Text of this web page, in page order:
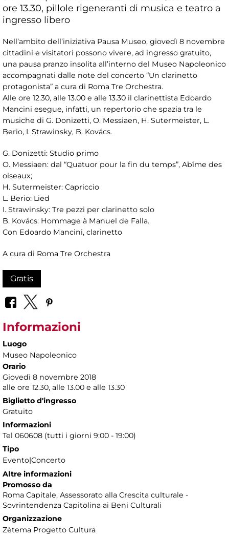
ore 13.30, pillole rigeneranti di musica e teatro a
ingresso libero
Nell’ambito dell’iniziativa Pausa Museo, giovedì 8 novembre
cittadini e visitatori possono vivere, ad ingresso gratuito,
una pausa pranzo insolita all’interno del Museo Napoleonico
accompagnati dalle note del concerto “Un clarinetto
protagonista” a cura di Roma Tre Orchestra.
Alle ore 12.30, alle 13.00 e alle 13.30 il clarinettista Edoardo
Mancini esegue, infatti, un repertorio che spazia tra le
musiche di G. Donizetti, O. Messiaen, H. Sutermeister, L.
Berio, I. Strawinsky, B. Kovács.
G. Donizetti: Studio primo
O. Messiaen: dal “Quatuor pour la fin du temps”, Abîme des
oiseaux;
H. Sutermeister: Capriccio
L. Berio: Lied
I. Strawinsky: Tre pezzi per clarinetto solo
B. Kovács: Hommage à Manuel de Falla.
Con Edoardo Mancini, clarinetto
A cura di Roma Tre Orchestra
Gratis
Informazioni
Luogo
Museo Napoleonico
Orario
Giovedì 8 novembre 2018
alle ore 12.30, alle 13.00 e alle 13.30
Biglietto d'ingresso
Gratuito
Informazioni
Tel 060608 (tutti i giorni 9:00 - 19:00)
Tipo
Evento|Concerto
Altre informazioni
Promosso da
Roma Capitale, Assessorato alla Crescita culturale -
Sovrintendenza Capitolina ai Beni Culturali
Organizzazione
Zètema Progetto Cultura